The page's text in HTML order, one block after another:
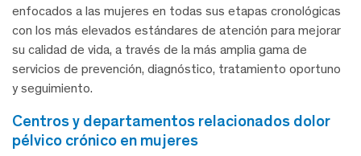
enfocados a las mujeres en todas sus etapas cronológicas
con los más elevados estándares de atención para mejorar
su calidad de vida, a través de la más amplia gama de
servicios de prevención, diagnóstico, tratamiento oportuno
y seguimiento.
centros y departamentos relacionados dolor
pélvico crónico en mujeres